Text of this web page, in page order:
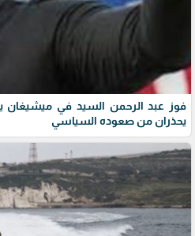
فوز عبد الرحمن السيد في ميشيغان
يحذران من صعوده السياسي